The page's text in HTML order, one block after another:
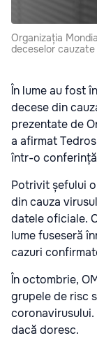
Organizația
deceselor
În lume au fost
decese din
prezentate de
a afirmat
într-o
Potrivit șefului
din cauza
datele oficiale.
lume fuseseră
cazuri
În octombrie,
grupele de risc
dacă doresc.